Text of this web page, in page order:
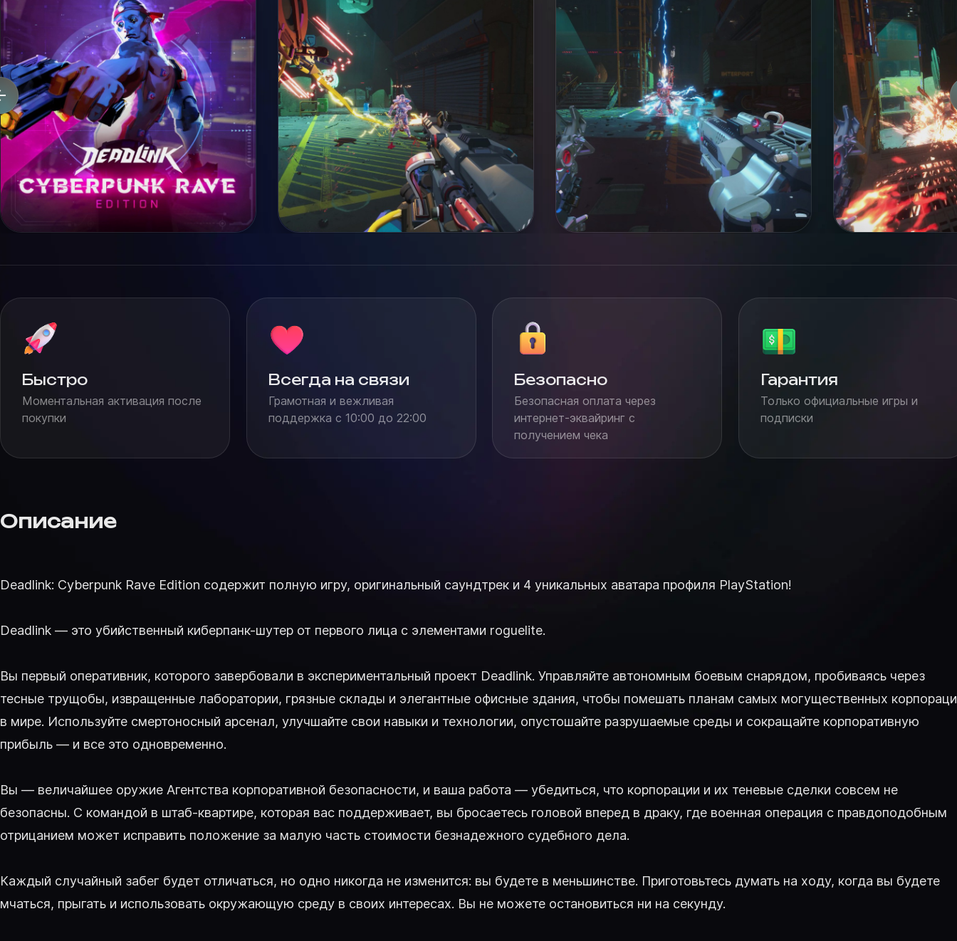
Быстро
Моментальная активация после
покупки
Всегда на связи
Грамотная и вежливая
поддержка с 10:00 до 22:00
Безопасно
Безопасная оплата через
интернет-эквайринг с
получением чека
Гарантия
Только официальные игры и
подписки
Описание
Deadlink: Cyberpunk Rave Edition содержит полную игру, оригинальный саундтрек и 4 уникальных аватара профиля PlayStation!
Deadlink — это убийственный киберпанк-шутер от первого лица с элементами roguelite.
Вы первый оперативник, которого завербовали в экспериментальный проект Deadlink. Управляйте автономным боевым снарядом, пробиваясь через
тесные трущобы, извращенные лаборатории, грязные склады и элегантные офисные здания, чтобы помешать планам самых могущественных
в мире. Используйте смертоносный арсенал, улучшайте свои навыки и технологии, опустошайте разрушаемые среды и сокращайте корпоративную
прибыль — и все это одновременно.
Вы — величайшее оружие Агентства корпоративной безопасности, и ваша работа — убедиться, что корпорации и их теневые сделки совсем не
безопасны. С командой в штаб-квартире, которая вас поддерживает, вы бросаетесь головой вперед в драку, где военная операция с правдоподобным
отрицанием может исправить положение за малую часть стоимости безнадежного судебного дела.
Каждый случайный забег будет отличаться, но одно никогда не изменится: вы будете в меньшинстве. Приготовьтесь думать на ходу, когда вы будете
мчаться, прыгать и использовать окружающую среду в своих интересах. Вы не можете остановиться ни на секунду.